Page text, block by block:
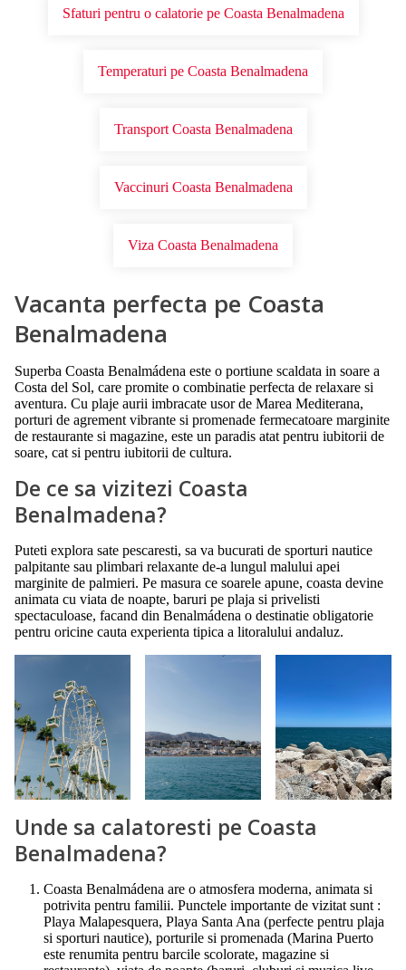
Sfaturi pentru o calatorie pe Coasta Benalmadena
Temperaturi pe Coasta Benalmadena
Transport Coasta Benalmadena
Vaccinuri Coasta Benalmadena
Viza Coasta Benalmadena
Vacanta perfecta pe Coasta
Benalmadena
Superba Coasta Benalmádena este o portiune scaldata in soare a
Costa del Sol, care promite o combinatie perfecta de relaxare si
aventura. Cu plaje aurii imbracate usor de Marea Mediterana,
porturi de agrement vibrante si promenade fermecatoare marginite
de restaurante si magazine, este un paradis atat pentru iubitorii de
soare, cat si pentru iubitorii de cultura.
De ce sa vizitezi Coasta
Benalmadena?
Puteti explora sate pescaresti, sa va bucurati de sporturi nautice
palpitante sau plimbari relaxante de-a lungul malului apei
marginite de palmieri. Pe masura ce soarele apune, coasta devine
animata cu viata de noapte, baruri pe plaja si privelisti
spectaculoase, facand din Benalmádena o destinatie obligatorie
pentru oricine cauta experienta tipica a litoralului andaluz.
Unde sa calatoresti pe Coasta
Benalmadena?
Coasta Benalmádena are o atmosfera moderna, animata si
potrivita pentru familii. Punctele importante de vizitat sunt :
Playa Malapesquera, Playa Santa Ana (perfecte pentru plaja
si sporturi nautice), porturile si promenada (Marina Puerto
este renumita pentru barcile scolorate, magazine si